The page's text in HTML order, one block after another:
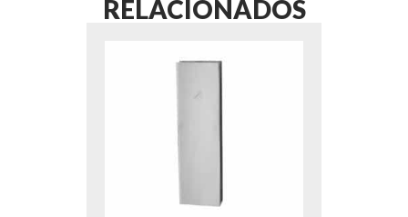
RELACIONADOS